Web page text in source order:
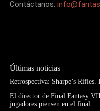
Contáctanos:
Últimas noticias
Retrospectiva: Sharpe’s
El director de Final Fantasy
jugadores piensen en el final